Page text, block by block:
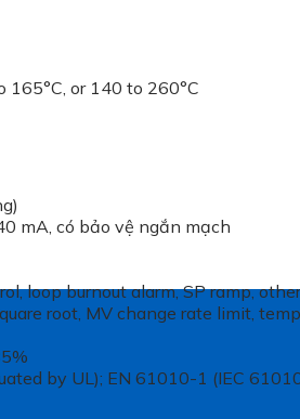
165°C, or 140 to 260°C
mA, có bảo vệ ngắn mạch
loop burnout alarm, SP ramp,
root, MV change rate limit,
by UL); EN 61010-1 (IEC